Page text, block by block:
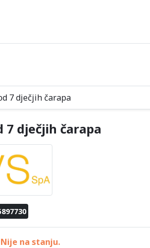
7 dječjih čarapa
7 dječjih čarapa
Nije na stanju.